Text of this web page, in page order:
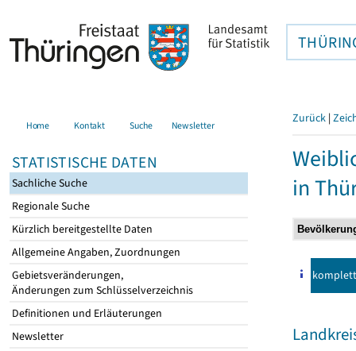
Home Kontakt Suche Newsletter
STATISTISCHE DATEN
Sachliche Suche
Regionale Suche
Kürzlich bereitgestellte Daten
Allgemeine Angaben, Zuordnungen
Gebietsveränderungen,
Änderungen zum Schlüsselverzeichnis
Definitionen und Erläuterungen
Newsletter
Zurück |
in
komplett